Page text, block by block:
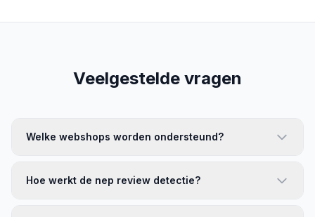
Veelgestelde vragen
Welke webshops worden ondersteund?
Hoe werkt de nep review detectie?